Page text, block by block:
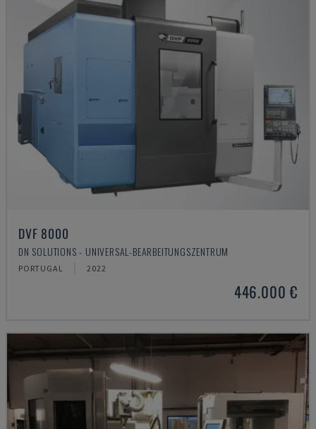
DVF 8000
DN SOLUTIONS - UNIVERSAL-BEARBEITUNGSZENTRUM
PORTUGAL 2022
446.000 €